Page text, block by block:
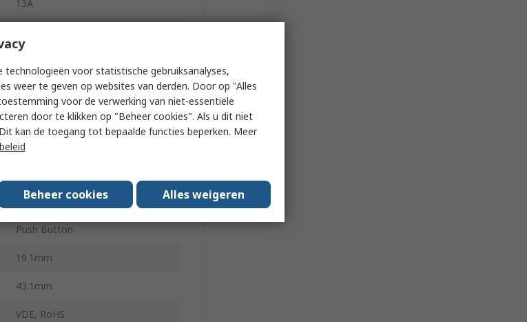
13A
A-0709
11mm
Panel
M10
Push Button
19.1mm
43.1mm
VDE, RoHS
technologieën voor statistische gebruiksanalyses,
weer te geven op websites van derden. Door op "Alles
voor de verwerking van niet-essentiële
door te klikken op "Beheer cookies". Als u dit niet
kan de toegang tot bepaalde functies beperken. Meer
Beheer cookies Alles weigeren